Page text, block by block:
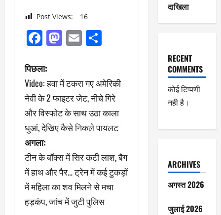
Post Views: 16
Facebook
Mastodon
Email
पो
स्ट
ने
वि
गे
श
न
पिछला:
Video: हवा में टकरा गए अमेरिकी
नेवी के 2 फाइटर जेट, नीचे गिरे
और विस्फोट के साथ उठा काला
धुआं, देखिए कैसे निकले पायलट
अगला:
टीन के बॉक्स में सिर कटी लाश, बैग
में हाथ और पैर… ट्रेन में कई टुकड़ों
में महिला का शव मिलने से मचा
हड़कंप, जांच में जुटी पुलिस
दाखिला
RECENT
COMMENTS
कोई टिप्पणी
नही है।
ARCHIVES
अगस्त 2026
जुलाई 2026